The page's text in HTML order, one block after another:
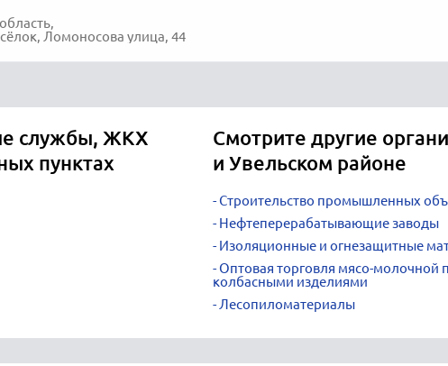
Ломоносова улица, 44
службы, ЖКХ
пунктах
Смотрите другие
и Увельском районе
Строительство промышленных
Нефтеперерабатывающие заводы
Изоляционные и огнезащитные
Оптовая торговля мясо-молочной
колбасными изделиями
Лесопиломатериалы